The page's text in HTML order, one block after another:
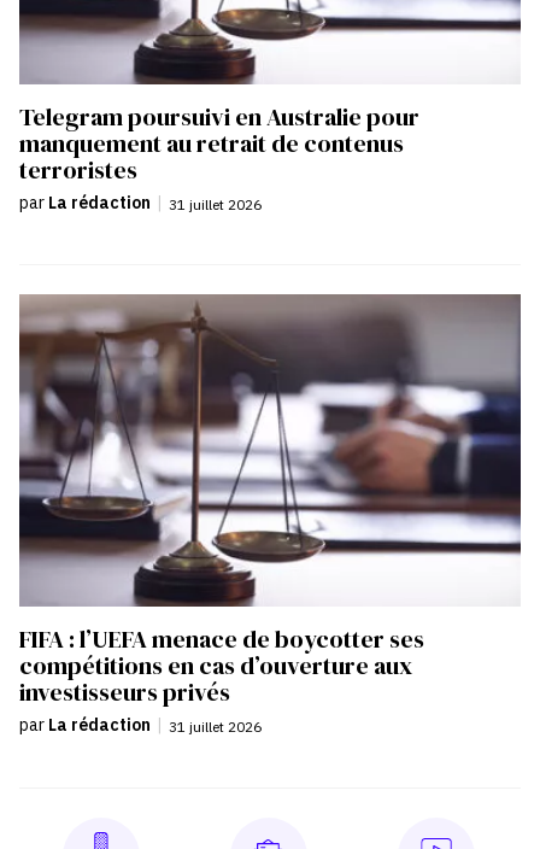
Telegram poursuivi en Australie pour
manquement au retrait de contenus
terroristes
par La rédaction | 31 juillet 2026
FIFA : l’UEFA menace de boycotter ses
compétitions en cas d’ouverture aux
investisseurs privés
par La rédaction 31 juillet 2026